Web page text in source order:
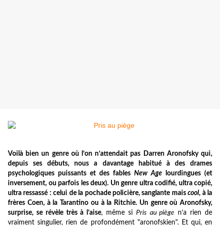
Voilà bien un genre où l’on n’attendait pas Darren Aronofsky qui,
depuis ses débuts, nous a davantage habitué à des drames
psychologiques puissants et des fables New Age lourdingues (et
inversement, ou parfois les deux). Un genre ultra codifié, ultra copié,
ultra ressassé : celui de la pochade policière, sanglante maiscool, à la
frères Coen, à la Tarantino ou à la Ritchie. Un genre où Aronofsky,
surprise, se révèle très à l’aise, même si Pris au piège n’a rien de
vraiment singulier, rien de profondément "aronofskien". Et qui, en